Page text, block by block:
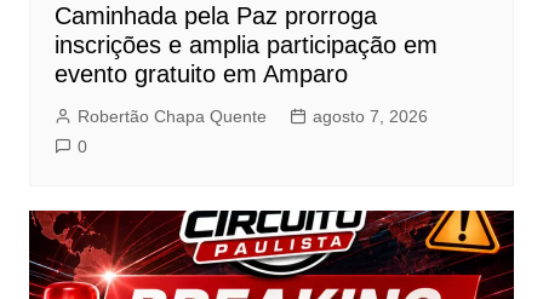
Caminhada pela Paz prorroga
inscrições e amplia participação em
evento gratuito em Amparo
Robertão Chapa Quente
agosto 7, 2026
0